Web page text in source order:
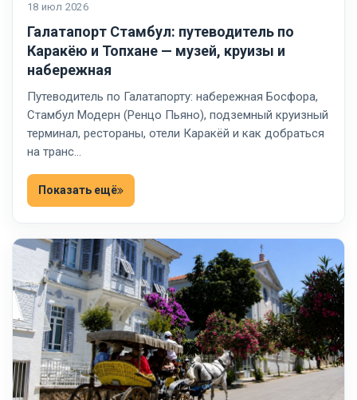
18 июл 2026
Галатапорт Стамбул: путеводитель по
Каракёю и Топхане — музей, круизы и
набережная
Путеводитель по Галатапорту: набережная Босфора,
Стамбул Модерн (Ренцо Пьяно), подземный круизный
терминал, рестораны, отели Каракёй и как добраться
на транс…
Показать ещё